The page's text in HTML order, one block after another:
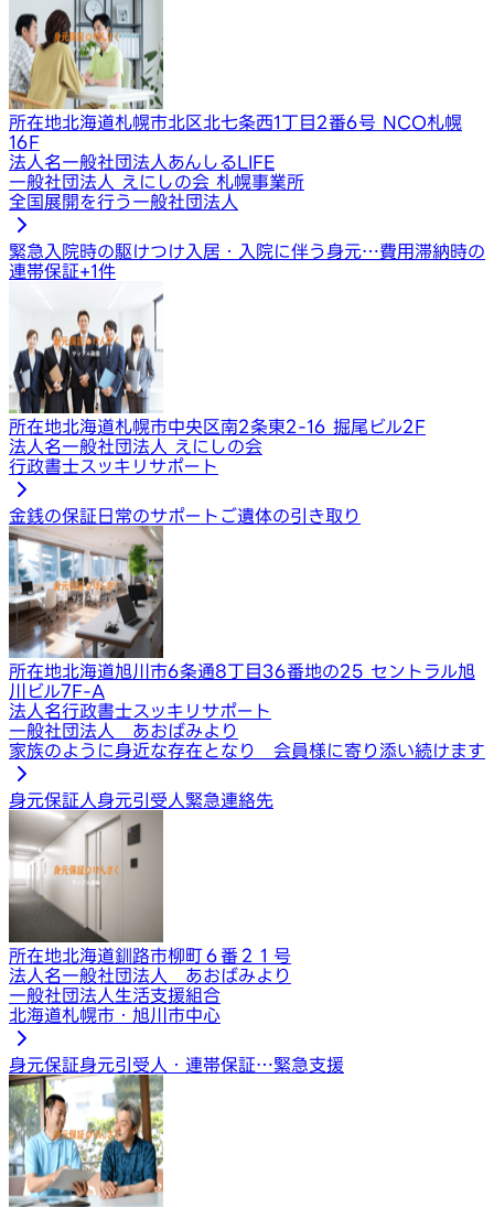
所在地北海道札幌市北区北七条西1丁目2番6号 NCO札幌
16F
法人名一般社団法人あんしるLIFE
一般社団法人 えにしの会 札幌事業所
全国展開を行う一般社団法人
緊急入院時の駆けつけ 入居・入院に伴う身元…費用滞納時の
連帯保証+1件
所在地北海道札幌市中央区南2条東2-16 掘尾ビル2F
法人名一般社団法人 えにしの会
行政書士スッキリサポート
金銭の保証日常のサポート ご遺体の引き取り
所在地北海道旭川市6条通8丁目36番地の25 セントラル旭
川ビル7F-A
法人名行政書士スッキリサポート
一般社団法人 あおばみより
家族のように身近な存在となり 会員様に寄り添い続けます
身元保証人身元引受人緊急連絡先
所在地北海道釧路市柳町６番２１号
法人名一般社団法人 あおばみより
一般社団法人生活支援組合
北海道札幌市・旭川市中心
身元保証身元引受人・連帯保証…緊急支援